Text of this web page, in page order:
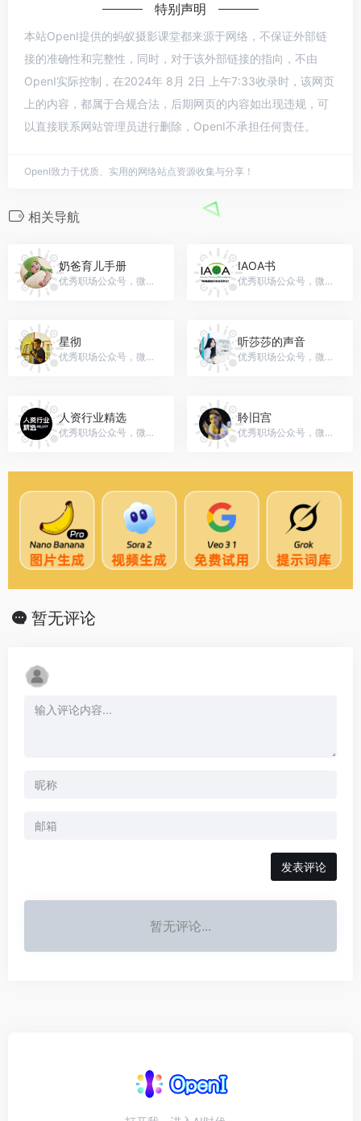
特别声明
本站OpenI提供的蚂蚁摄影课堂都来源于网络，不保证外部链
接的准确性和完整性，同时，对于该外部链接的指向，不由
OpenI实际控制，在2024年 8月 2日 上午7:33收录时，该网页
上的内容，都属于合规合法，后期网页的内容如出现违规，可
以直接联系网站管理员进行删除，OpenI不承担任何责任。
OpenI致力于优质、实用的网络站点资源收集与分享！
相关导航
奶爸育儿手册
优秀职场公众号，微信号：naibayuershouce
IAOA书
优秀职场公众号，微信号：orthok
星彻
优秀职场公众号，微信号：xingche921
听莎莎的声音
优秀职场公众号，微信号：resa0722
人资行业精选
优秀职场公众号，微信号：gh_a2cf4b02a196
聆旧宫
优秀职场公众号，微信号：gh_3af4017cb983
暂无评论
发表评论
暂无评论...